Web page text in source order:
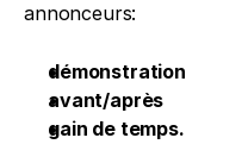
annonceurs:
démonstration
avant/après
gain de temps.